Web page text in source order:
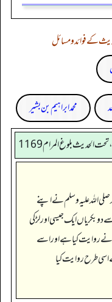
کے فوائد و مسائل
محمد ابراہیم بن بشیر
الحديث بلوغ المرام 1169
اللہ علیہ وسلم نے اپنے
بکریاں ایک جیسی اور لڑکی
روایت کیا ہے اور اسے
اسی طرح روایت کیا